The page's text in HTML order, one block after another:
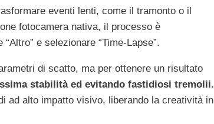
eventi lenti, come il tramonto o il
fotocamera nativa, il processo è
e selezionare “Time-Lapse”.
di scatto, ma per ottenere un risultato
stabilità ed evitando fastidiosi tremolii.
ad alto impatto visivo, liberando la creatività in